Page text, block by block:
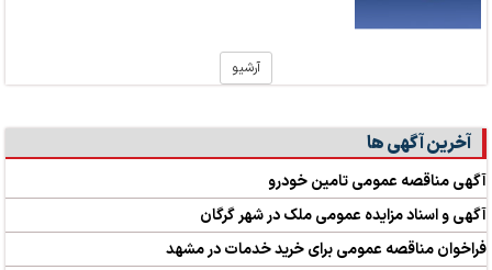
آرشیو
آخرین آگهی ها
آگهی مناقصه عمومی تامین خودرو
آگهی و اسناد مزایده عمومی ملک در شهر گرگان
فراخوان مناقصه عمومی برای خرید خدمات در مشهد